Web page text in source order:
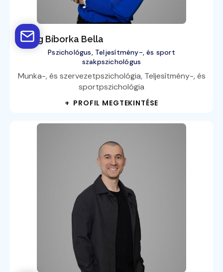
Balog Bíborka Bella
Pszichológus, Teljesítmény-, és sport
szakpszichológus
Munka-, és szervezetpszichológia, Teljesítmény-, és
sportpszichológia
+ PROFIL MEGTEKINTÉSE